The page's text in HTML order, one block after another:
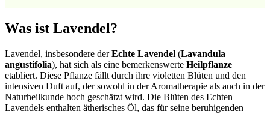
Was ist Lavendel?
Lavendel, insbesondere derEchte Lavendel (Lavandula
angustifolia), hat sich als eine bemerkenswerte Heilpflanze
etabliert. Diese Pflanze fällt durch ihre violetten Blüten und den
intensiven Duft auf, der sowohl in der Aromatherapie als auch in der
Naturheilkunde hoch geschätzt wird. Die Blüten des Echten
Lavendels enthalten ätherisches Öl, das für seine beruhigenden